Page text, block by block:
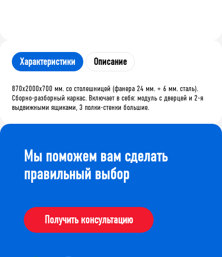
Характеристики Описание
870х2000х700 мм. со столешницей (фанера 24 мм. + 6 мм. сталь).
Сборно-разборный каркас. Включает в себя: модуль с дверцей и 2-я
выдвижными ящиками, 3 полки-стенки большие.
Мы поможем вам сделать
правильный выбор
Получить консультацию